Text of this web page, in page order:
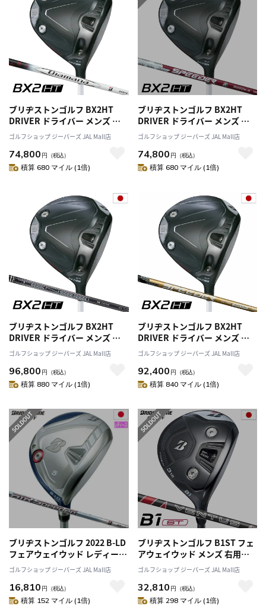
ブリヂストンゴルフ BX2HT
DRIVER ドライバー メンズ 右
用 Diamana BS50 II カーボン
シャフト BRIDGESTONE GOLF
日本正規品 2025年モデル
ゴルフショップ ジーパーズ JAL Mall店
74,800 円 （税込）
積算 680 マイル (1倍)
ブリヂストンゴルフ BX2HT
DRIVER ドライバー メンズ 右
用 SPEEDER NX BS50w カーボ
ンシャフト BRIDGESTONE
GOLF 日本正規品 2025年モデル
ゴルフショップ ジーパーズ JAL Mall店
74,800 円 （税込）
積算 680 マイル (1倍)
ブリヂストンゴルフ BX2HT
DRIVER ドライバー メンズ 右
用 TENSEI PRO BLACK 1K
CORE 50 カーボンシャフト
BRIDGESTONE GOLF 日本正規
品 2025年モデル
ゴルフショップ ジーパーズ JAL Mall店
96,800 円 （税込）
積算 880 マイル (1倍)
ブリヂストンゴルフ BX2HT
DRIVER ドライバー メンズ 右
用 SPEEDER NX GOLD 50 カー
ボンシャフト BRIDGESTONE
GOLF 日本正規品 2025年モデル
ゴルフショップ ジーパーズ JAL Mall店
92,400 円 （税込）
積算 840 マイル (1倍)
ブリヂストンゴルフ 2022 B-LD
フェアウェイウッド レディース
右用 オリジナルカーボンシャフ
ト装着 女性専用設計 日本正規
品
ゴルフショップ ジーパーズ JAL Mall店
16,810 円 （税込）
積算 152 マイル (1倍)
ブリヂストンゴルフ B1ST フェ
アウェイウッド メンズ 右用
VENTUS BS6 カーボンシャフト
日本正規品 2023年モデル
ゴルフショップ ジーパーズ JAL Mall店
32,810 円 （税込）
積算 298 マイル (1倍)